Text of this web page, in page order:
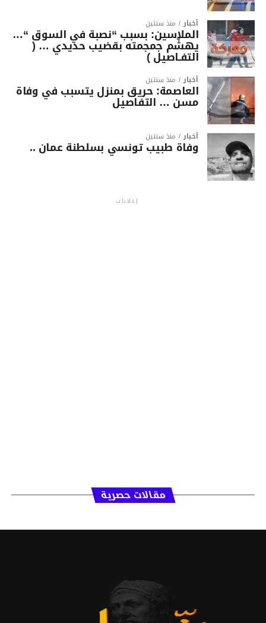
أخبار منذ سنتين
الملاسين: بسبب “نصبة في السوق “…
يهشّم جمجمته بقضيب حديدي … (
التفـاصيل )
أخبار منذ سنتين
العاصمة: حريق بمنزل يتسبب في وفاة
مسن … التفاصيل
أخبار منذ سنتين
وفاة طبيب تونسي بسلطنة عمان ..
إعلانات
مقالات حصرية